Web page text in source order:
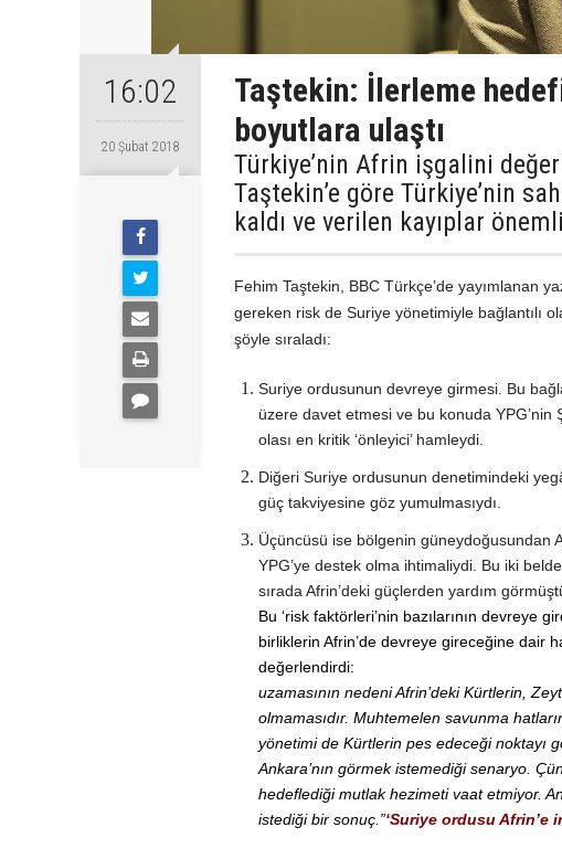
16:02
20 Şubat 2018
Taştekin: İlerleme
boyutlara ulaştı
Türkiye’nin Afrin işgalini
Taştekin’e göre Türkiye’nin
kaldı ve verilen kayıplar
Fehim Taştekin, BBC Türkçe’de yayımlanan
gereken risk de Suriye yönetimiyle bağlantılı
şöyle sıraladı:
Suriye ordusunun devreye girmesi. Bu
üzere davet etmesi ve bu konuda YPG’nin
olası en kritik ‘önleyici’ hamleydi.
Diğeri Suriye ordusunun denetimindeki
güç takviyesine göz yumulmasıydı.
Üçüncüsü ise bölgenin güneydoğusundan
YPG’ye destek olma ihtimaliydi. Bu iki
sırada Afrin’deki güçlerden yardım
Bu ‘risk faktörleri’nin bazılarının devreye
birliklerin Afrin’de devreye gireceğine dair
değerlendirdi:
uzamasının nedeni Afrin’deki Kürtlerin,
olmamasıdır. Muhtemelen savunma
yönetimi de Kürtlerin pes edeceği noktayı
Ankara’nın görmek istemediği senaryo.
hedeflediği mutlak hezimeti vaat etmiyor.
istediği bir sonuç.”‘Suriye ordusu Afrin’e